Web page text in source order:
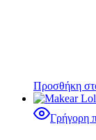
Προσθήκη
Γρήγορη